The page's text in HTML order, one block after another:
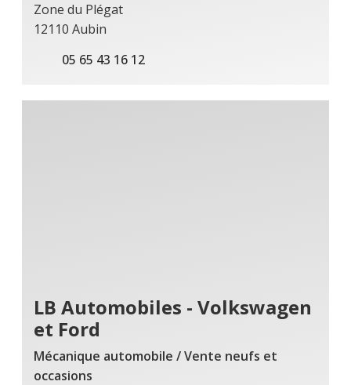
Zone du Plégat
12110 Aubin
05 65 43 16 12
LB Automobiles - Volkswagen
et Ford
Mécanique automobile / Vente neufs et
occasions